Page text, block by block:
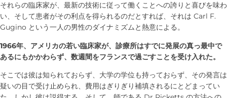
それらの臨床家が、最新の技術に従って働くことへの誇りと喜びを味わ
い、そして患者がその利点を得られるのだとすれば、それは Carl F.
Gugino という一人の男性のダイナミズムと熱意による。
1966年、アメリカの若い臨床家が、診療所はすでに発展の真っ最中で
あるにもかかわらず、数週間をフランスで過ごすことを受け入れた。
そこでは彼は知られておらず、大学の学位も持っておらず、その発言は
疑いの目で受け止められ、費用はぎりぎり補填されるにとどまってい